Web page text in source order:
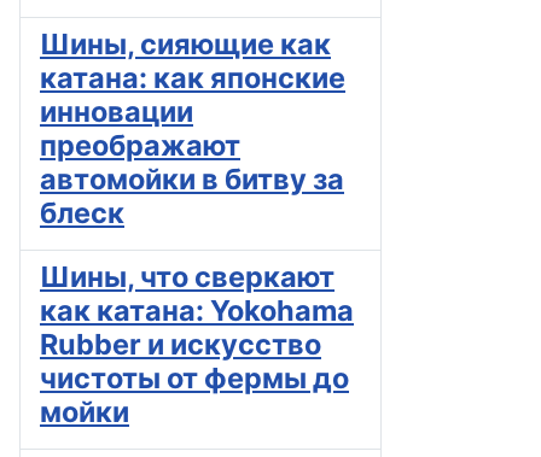
Шины, сияющие как
катана: как японские
инновации
преображают
автомойки в битву за
блеск
Шины, что сверкают
как катана: Yokohama
Rubber и искусство
чистоты от фермы до
мойки